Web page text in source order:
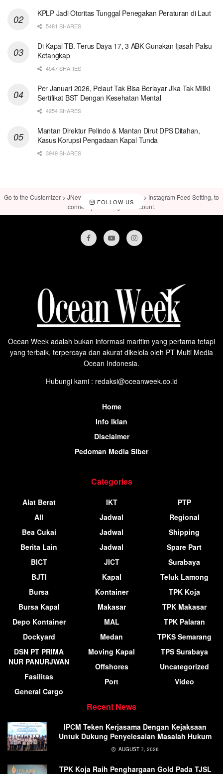
KPLP Jadi Otoritas Tunggal Penegakan Peraturan di Laut
5481 SHARES
Di Kapal TB. Terus Daya 17, 3 ABK Gunakan Ijasah Palsu
Ketangkap
4547 SHARES
Per Januari 2026, Pelaut Tak Bisa Berlayar Jika Tak Miliki
Sertifikat BST Dengan Kesehatan Mental
4254 SHARES
Mantan Direktur Pelindo & Mantan Dirut DPS Ditahan,
Kasus Korupsi Pengadaan Kapal Tunda
3949 SHARES
FOLLOW US
Go to the Customizer > JNews : Social, Like & View > Instagram Feed Setting, to
connect your Instagram account.
Ocean Week adalah bukan informasi maritim yang pertama tetapi
yang terbaik, terpercaya dan akurat dikelola oleh PT Multi Media
Ocean Indonesia.
Hubungi kami : redaksi@oceanweek.co.id
Home
Info Iklan
Disclaimer
Pedoman Media Siber
Categories
Alat Berat
All
Bea Cukai
Berita Lain
BICT
BJTI
Bursa
Bursa Kapal
Depo Kontainer
Dockyard
DSN PT PRIMA
NUR PANURJWAN
Fasilitas
General Cargo
IKT
Jadwal
Jadwal
Jadwal
JICT
Kapal
Kontainer
Makasar
MAL
Medan
Moving Kapal
Offshores
Port
PTP
Regional
Shipping
Spare Part
Surabaya
Teluk Lamong
TPK Koja
TPK Makasar
TPK Palaran
TPKS Semarang
TPS Surabaya
Uncategorized
Video
Recent News
IPCM Teken Kerjasama Dengan Kejaksaan
Untuk Dukung Penyelesaian Masalah Hukum
AUGUST 7, 2026
TPK Koja Raih Penghargaan Gold Pada TJSL